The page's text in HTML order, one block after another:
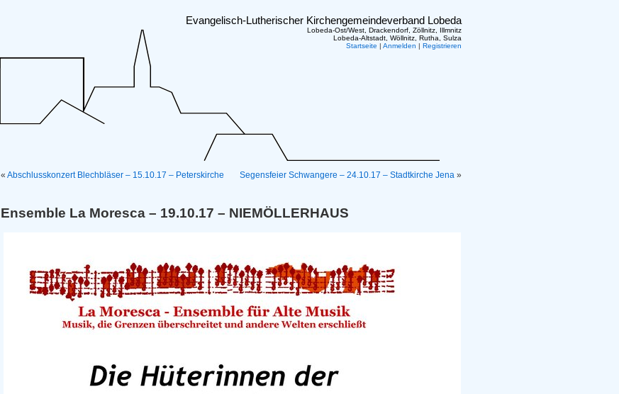
Evangelisch-Lutherischer Kirchengemeindeverband Lobeda
Lobeda-Ost/West, Drackendorf, Zöllnitz, Illmnitz
Lobeda-Altstadt, Wöllnitz, Rutha, Sulza
Startseite | Anmelden | Registrieren
« Abschlusskonzert Blechbläser – 15.10.17 – Peterskirche Segensfeier Schwangere – 24.10.17 – Stadtkirche Jena »
Ensemble La Moresca – 19.10.17 – NIEMÖLLERHAUS